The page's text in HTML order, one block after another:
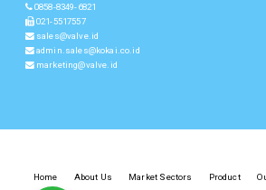
0858-8349-6821
021-5517557
sales@valve.id
admin.sales@kokai.co.id
marketing@valve.id
Home About Us Market Sectors Product